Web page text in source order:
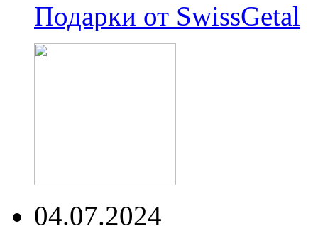
Подарки от SwissGetal
04.07.2024